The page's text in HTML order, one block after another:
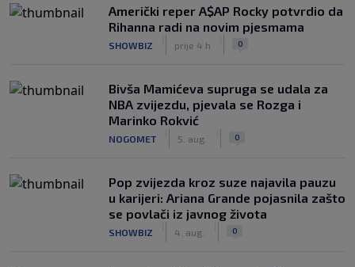
Američki reper A$AP Rocky potvrdio da
Rihanna radi na novim pjesmama
SHOWBIZ prije 4 h 0
Bivša Mamićeva supruga se udala za
NBA zvijezdu, pjevala se Rozga i
Marinko Rokvić
NOGOMET 5. aug. 0
Pop zvijezda kroz suze najavila pauzu
u karijeri: Ariana Grande pojasnila zašto
se povlači iz javnog života
SHOWBIZ 4. aug. 0